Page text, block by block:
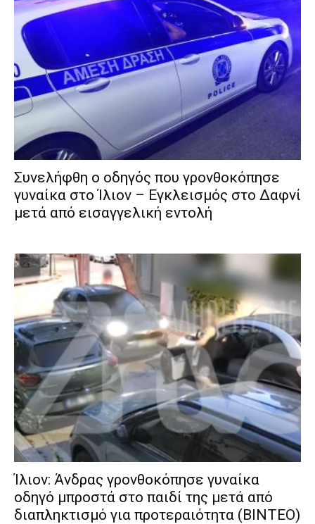
Συνελήφθη ο οδηγός που γρονθοκόπησε
γυναίκα στο Ίλιον – Εγκλεισμός στο Δαφνί
μετά από εισαγγελική εντολή
Ίλιον: Άνδρας γρονθοκόπησε γυναίκα
οδηγό μπροστά στο παιδί της μετά από
διαπληκτισμό για προτεραιότητα (ΒΙΝΤΕΟ)